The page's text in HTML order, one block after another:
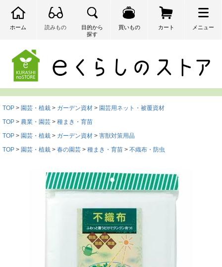
ホーム 読みもの
目的から
探す
買いもの カート メニュー
TOP 園芸・植栽 ガーデン資材
園芸用ネット・被覆資材
TOP
農業・園芸
種まき・育苗
TOP
園芸・植栽 ガーデン資材
害獣対策用品
TOP
園芸・植栽 春の園芸 種まき・育苗 不織布・防虫